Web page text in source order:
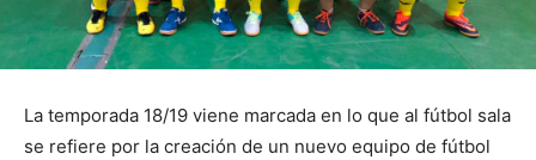
La temporada 18/19 viene marcada en lo que al fútbol sala
se refiere por la creación de un nuevo equipo de fútbol